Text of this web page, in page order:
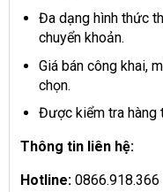
Đa dạng hình thức
chuyển khoản.
Giá bán công khai,
chọn.
Được kiểm tra hàng
Thông tin liên hệ:
Hotline: 0866.918.366